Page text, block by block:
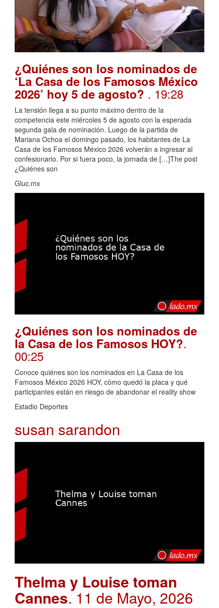
¿Quiénes son los nominados de
‘La Casa de los Famosos México
2026’ hoy 5 de agosto? . 19:28
La tensión llega a su punto máximo dentro de la
competencia este miércoles 5 de agosto con la esperada
segunda gala de nominación. Luego de la partida de
Mariana Ochoa el domingo pasado, los habitantes de La
Casa de los Famosos México 2026 volverán a ingresar al
confesionario. Por si fuera poco, la jornada de […]The post
¿Quiénes son
Gluc.mx
¿Quiénes son los nominados de
la Casa de los Famosos HOY?.
00:25
Conoce quiénes son los nominados en La Casa de los
Famosos México 2026 HOY, cómo quedó la placa y qué
participantes están en riesgo de abandonar el reality show
Estadio Deportes
susan sarandon
Thelma y Louise toman
Cannes. 11 de Mayo, 2026